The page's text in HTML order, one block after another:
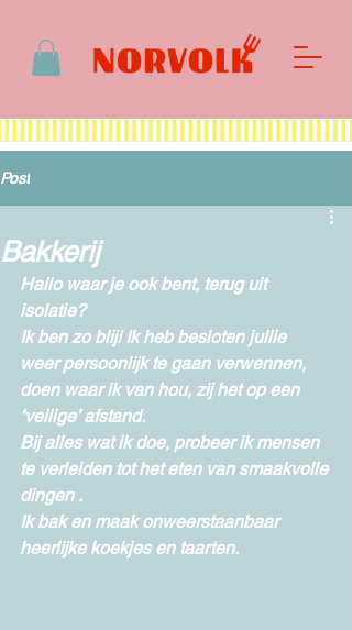
Post
Bakkerij
Hallo waar je ook bent, terug uit
isolatie?
Ik ben zo blij! Ik heb besloten jullie
weer persoonlijk te gaan verwennen,
doen waar ik van hou, zij het op een
‘veilige’ afstand.
Bij alles wat ik doe, probeer ik mensen
te verleiden tot het eten van smaakvolle
dingen .
Ik bak en maak onweerstaanbaar
heerlijke koekjes en taarten.